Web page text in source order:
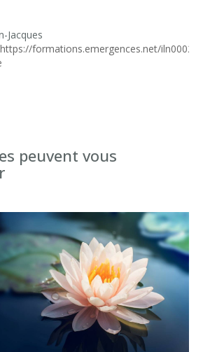
Jacques
https://formations.emergences.net/iln0002-
peuvent vous